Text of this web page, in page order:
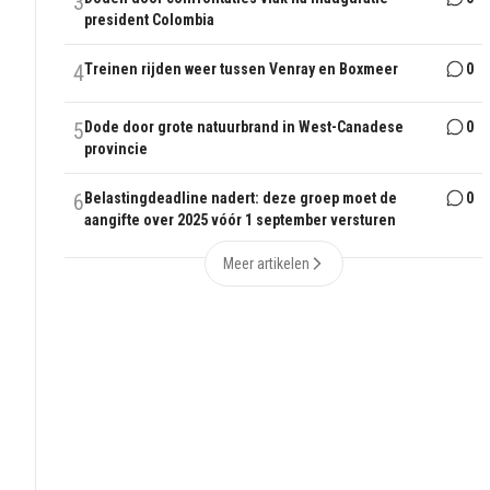
president Colombia
4Treinen rijden weer tussen Venray en Boxmeer 0
5 Dode door grote natuurbrand in West-Canadese
provincie
0
6 Belastingdeadline nadert: deze groep moet de
aangifte over 2025 vóór 1 september versturen
0
Meer artikelen